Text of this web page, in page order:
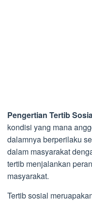
Pengertian Tertib
kondisi yang mana
dalamnya berperilaku
dalam masyarakat
tertib menjalankan
masyarakat.
Tertib sosial